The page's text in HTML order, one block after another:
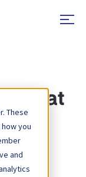
These
you
and